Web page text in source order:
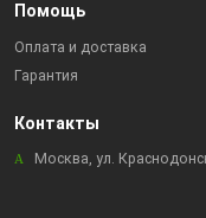
Помощь
Оплата и доставка
Гарантия
Контакты
Москва, ул.